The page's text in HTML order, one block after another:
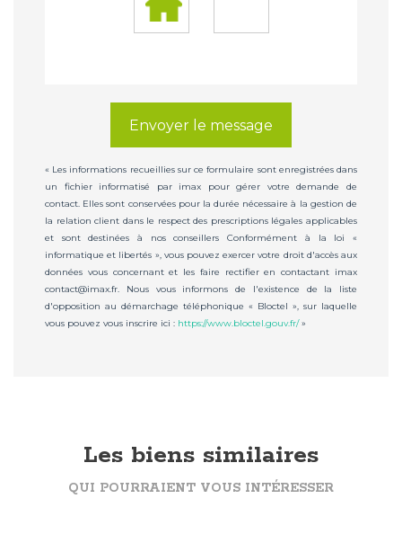
Envoyer le message
« Les informations recueillies sur ce formulaire sont enregistrées dans
un fichier informatisé par imax pour gérer votre demande de
contact. Elles sont conservées pour la durée nécessaire à la gestion de
la relation client dans le respect des prescriptions légales applicables
et sont destinées à nos conseillers Conformément à la loi «
informatique et libertés », vous pouvez exercer votre droit d'accès aux
données vous concernant et les faire rectifier en contactant imax
contact@imax.fr. Nous vous informons de l'existence de la liste
d'opposition au démarchage téléphonique « Bloctel », sur laquelle
vous pouvez vous inscrire ici : https://www.bloctel.gouv.fr/»
Les biens similaires
QUI POURRAIENT VOUS INTÉRESSER